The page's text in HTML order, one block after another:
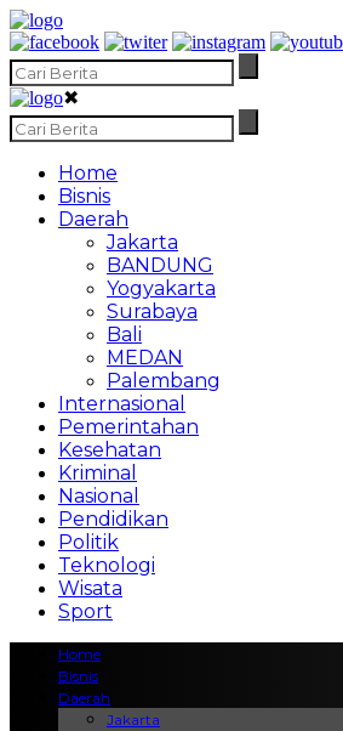
✖
Home
Bisnis
Daerah
Jakarta
BANDUNG
Yogyakarta
Surabaya
Bali
MEDAN
Palembang
Internasional
Pemerintahan
Kesehatan
Kriminal
Nasional
Pendidikan
Politik
Teknologi
Wisata
Sport
Home
Bisnis
Daerah
Jakarta